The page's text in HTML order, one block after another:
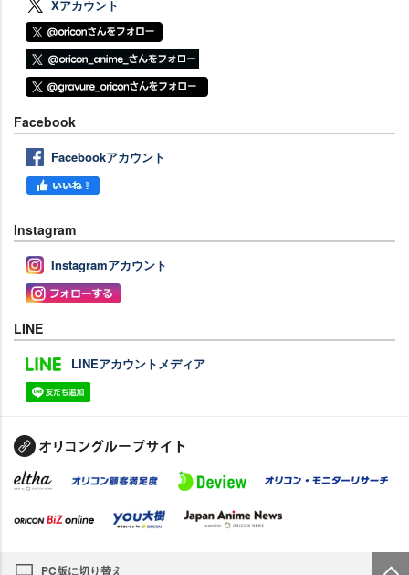
Xアカウント
Facebook
Facebookアカウント
Instagram
Instagramアカウント
LINE
LINEアカウントメディア
PC版に切り替え